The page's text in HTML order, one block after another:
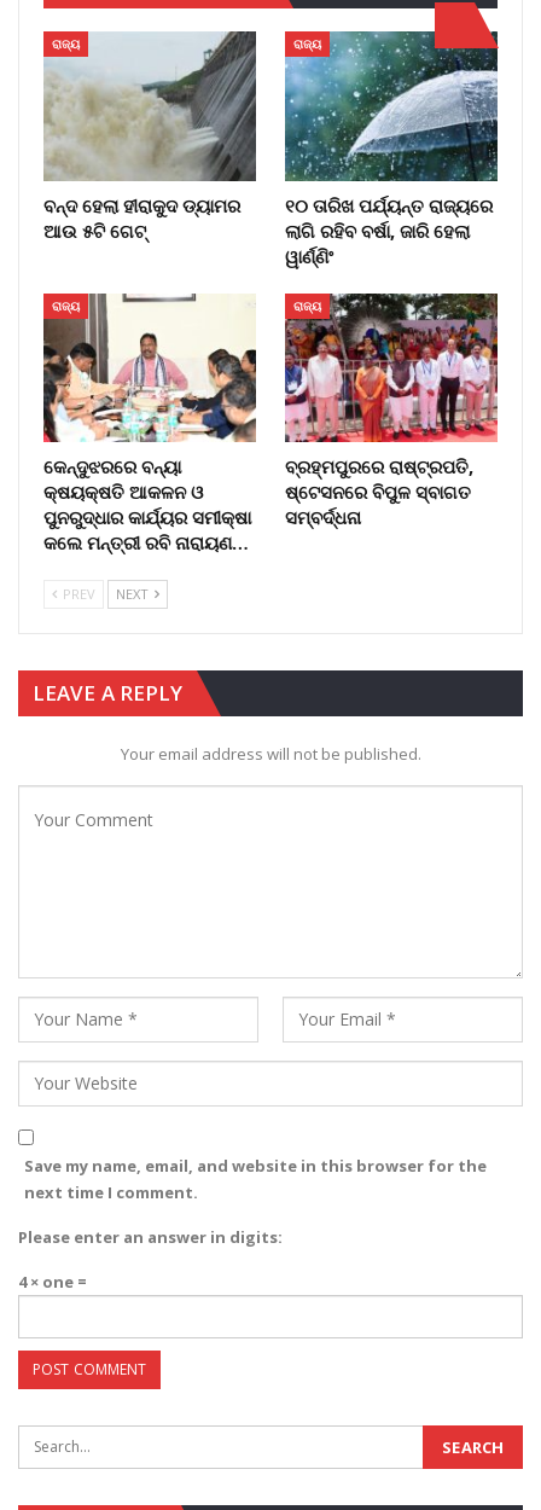
ରାଜ୍ୟ
ବନ୍ଦ ହେଲା ହୀରାକୁଦ ଡ୍ୟାମର
ଆଉ ୫ଟି ଗେଟ୍
ରାଜ୍ୟ
୧୦ ତାରିଖ ପର୍ଯ୍ୟନ୍ତ ରାଜ୍ୟରେ
ଲାଗି ରହିବ ବର୍ଷା, ଜାରି ହେଲା
ୱାର୍ଣ୍ଣିଂ
ରାଜ୍ୟ
କେନ୍ଦୁଝରରେ ବନ୍ୟା
କ୍ଷୟକ୍ଷତି ଆକଳନ ଓ
ପୁନରୁଦ୍ଧାର କାର୍ଯ୍ୟର ସମୀକ୍ଷା
କଲେ ମନ୍ତ୍ରୀ ରବି ନାରାୟଣ…
ରାଜ୍ୟ
ବ୍ରହ୍ମପୁରରେ ରାଷ୍ଟ୍ରପତି,
ଷ୍ଟେସନରେ ବିପୁଳ ସ୍ବାଗତ
ସମ୍ବର୍ଦ୍ଧନା
PREV NEXT
LEAVE A REPLY
Your email address will not be published.
Save my name, email, and website in this browser for the
next time I comment.
Please enter an answer in digits:
4 × one =